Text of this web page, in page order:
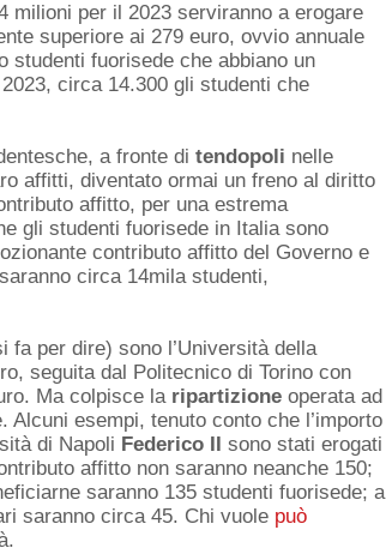
milioni per il 2023 serviranno a erogare
superiore ai 279 euro, ovvio annuale
studenti fuorisede che abbiano un
circa 14.300 gli studenti che
a fronte di tendopoli nelle
affitti, diventato ormai un freno al diritto
affitto, per una estrema
gli studenti fuorisede in Italia sono
contributo affitto del Governo e
circa 14mila studenti,
fa per dire) sono l’Università della
seguita dal Politecnico di Torino con
Ma colpisce la ripartizione operata ad
esempi, tenuto conto che l’importo
di Napoli Federico II
sono stati erogati
affitto non saranno neanche 150;
saranno 135 studenti fuorisede; a
saranno circa 45. Chi vuole può